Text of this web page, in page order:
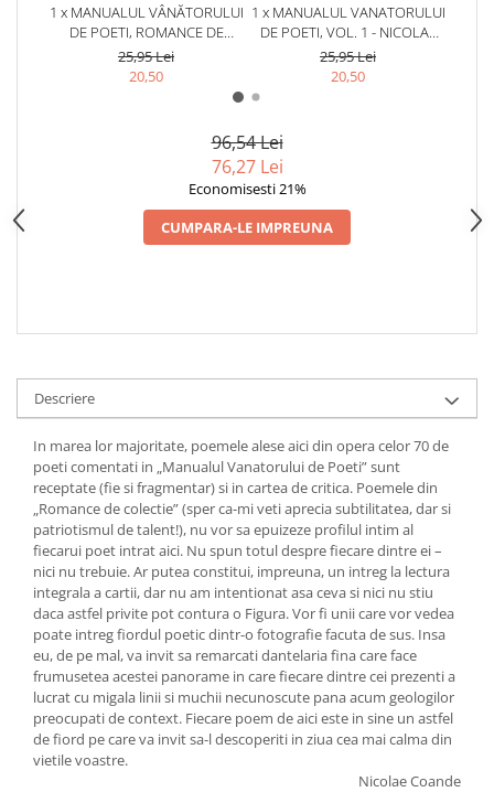
1 x MANUALUL VÂNĂTORULUI
DE POETI, ROMANCE DE
COLECTIE - NICOLAE COANDE
25,95 Lei
20,50
1 x MANUALUL VANATORULUI
DE POETI, VOL. 1 - NICOLAE
COANDE
25,95 Lei
20,50
96,54 Lei
76,27 Lei
Economisesti 21%
CUMPARA-LE IMPREUNA
Descriere
In marea lor majoritate, poemele alese aici din opera celor 70 de
poeti comentati in „Manualul Vanatorului de Poeti” sunt
receptate (fie si fragmentar) si in cartea de critica. Poemele din
„Romance de colectie” (sper ca-mi veti aprecia subtilitatea, dar si
patriotismul de talent!), nu vor sa epuizeze profilul intim al
fiecarui poet intrat aici. Nu spun totul despre fiecare dintre ei –
nici nu trebuie. Ar putea constitui, impreuna, un intreg la lectura
integrala a cartii, dar nu am intentionat asa ceva si nici nu stiu
daca astfel privite pot contura o Figura. Vor fi unii care vor vedea
poate intreg fiordul poetic dintr-o fotografie facuta de sus. Insa
eu, de pe mal, va invit sa remarcati dantelaria fina care face
frumusetea acestei panorame in care fiecare dintre cei prezenti a
lucrat cu migala linii si muchii necunoscute pana acum geologilor
preocupati de context. Fiecare poem de aici este in sine un astfel
de fiord pe care va invit sa-l descoperiti in ziua cea mai calma din
vietile voastre.
Nicolae Coande